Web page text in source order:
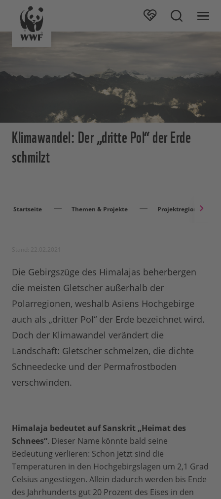
Klimawandel: Der „dritte Pol“ der Erde
schmilzt
Startseite Themen & Projekte Projektregionen
Die Gebirgszüge des Himalajas beherbergen
die meisten Gletscher außerhalb der
Polarregionen, weshalb Asiens Hochgebirge
auch als „dritter Pol“ der Erde bezeichnet wird.
Doch der Klimawandel verändert die
Landschaft: Gletscher schmelzen, die dichte
Schneedecke und der Permafrostboden
verschwinden.
Himalaja bedeutet auf Sanskrit „Heimat des
Schnees“. Dieser Name könnte bald seine
Bedeutung verlieren: Schon jetzt sind die
Temperaturen in den Hochgebirgslagen um 2,1 Grad
Celsius angestiegen. Allein dadurch werden bis Ende
des Jahrhunderts gut 20 Prozent des Eises in den